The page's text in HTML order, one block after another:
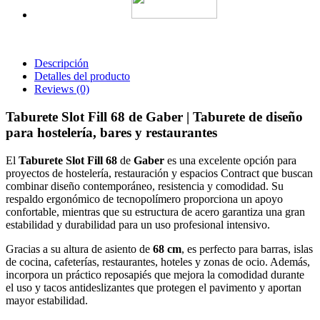
Descripción
Detalles del producto
Reviews (0)
Taburete Slot Fill 68 de Gaber | Taburete de diseño
para hostelería, bares y restaurantes
El Taburete Slot Fill 68 de Gaber es una excelente opción para
proyectos de hostelería, restauración y espacios Contract que buscan
combinar diseño contemporáneo, resistencia y comodidad. Su
respaldo ergonómico de tecnopolímero proporciona un apoyo
confortable, mientras que su estructura de acero garantiza una gran
estabilidad y durabilidad para un uso profesional intensivo.
Gracias a su altura de asiento de 68 cm, es perfecto para barras, islas
de cocina, cafeterías, restaurantes, hoteles y zonas de ocio. Además,
incorpora un práctico reposapiés que mejora la comodidad durante
el uso y tacos antideslizantes que protegen el pavimento y aportan
mayor estabilidad.